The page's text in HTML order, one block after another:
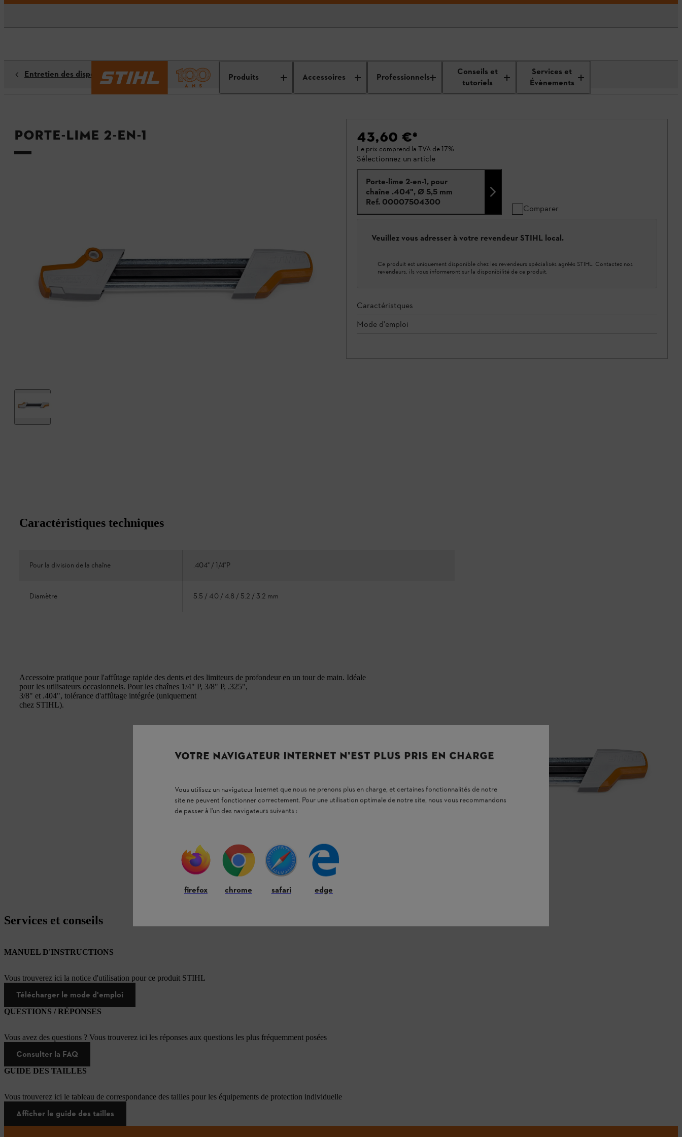
Produits Accessoires Professionnels
Conseils et
tutoriels
Services et
Évènements
Entretien des dispositifs de coupe
Porte-lime 2-en-1 43,60 €*
Le prix comprend la TVA de 17%.
Sélectionnez un article
Porte-lime 2-en-1, pour
chaîne .404", Ø 5,5 mm
Ref. 00007504300
Comparer
Veuillez vous adresser à votre revendeur STIHL local.
Ce produit est uniquement disponible chez les revendeurs spécialisés agréés STIHL. Contactez nos
revendeurs, ils vous informeront sur la disponibilité de ce produit.
Caractéristques
Mode d'emploi
Caractéristiques techniques
Pour la division de la chaîne .404" / 1/4"P
Diamètre 5.5 / 4.0 / 4.8 / 5.2 / 3.2 mm
Accessoire pratique pour l'affûtage rapide des dents et des limiteurs de profondeur en un tour de main. Idéale
pour les utilisateurs occasionnels. Pour les chaînes 1/4" P, 3/8" P, .325",
3/8" et .404", tolérance d'affûtage intégrée (uniquement
chez STIHL).
Services et conseils
MANUEL D'INSTRUCTIONS
Vous trouverez ici la notice d'utilisation pour ce produit STIHL
Télécharger le mode d'emploi
QUESTIONS / RÉPONSES
Vous avez des questions ? Vous trouverez ici les réponses aux questions les plus fréquemment posées
Consulter la FAQ
GUIDE DES TAILLES
Vous trouverez ici le tableau de correspondance des tailles pour les équipements de protection individuelle
Afficher le guide des tailles
VOTRE NAVIGATEUR INTERNET N'EST PLUS PRIS EN CHARGE
Vous utilisez un navigateur Internet que nous ne prenons plus en charge, et certaines fonctionnalités de notre
site ne peuvent fonctionner correctement. Pour une utilisation optimale de notre site, nous vous recommandons
de passer à l'un des navigateurs suivants :
firefox chrome safari edge